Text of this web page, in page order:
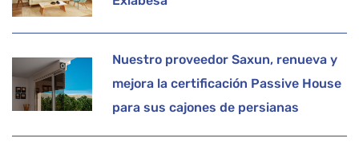
Nuestro proveedor Saxun, renueva y
mejora la certificación Passive House
para sus cajones de persianas